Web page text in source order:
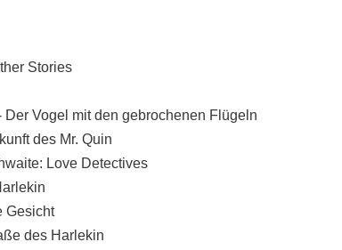
Stories
Vogel mit den gebrochenen Flügeln
des Mr. Quin
Love Detectives
Gesicht
des Harlekin